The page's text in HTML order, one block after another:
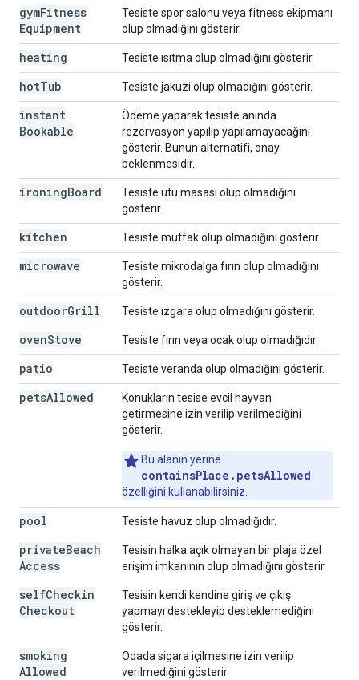
gymFitness
Equipment
Tesiste spor salonu veya fitness ekipmanı
olup olmadığını gösterir.
heating Tesiste ısıtma olup olmadığını gösterir.
hotTub Tesiste jakuzi olup olmadığını gösterir.
instant
Bookable
Ödeme yaparak tesiste anında
rezervasyon yapılıp yapılamayacağını
gösterir. Bunun alternatifi, onay
beklenmesidir.
ironingBoard
Tesiste ütü masası olup olmadığını
gösterir.
kitchen Tesiste mutfak olup olmadığını gösterir.
microwave
Tesiste mikrodalga fırın olup olmadığını
gösterir.
outdoorGrill Tesiste ızgara olup olmadığını gösterir.
ovenStove Tesiste fırın veya ocak olup olmadığıdır.
patio Tesiste veranda olup olmadığını gösterir.
petsAllowed
Konukların tesise evcil hayvan
getirmesine izin verilip verilmediğini
gösterir.
Bu alanın yerine
containsPlace.petsAllowed
özelliğini kullanabilirsiniz.
pool Tesiste havuz olup olmadığıdır.
privateBeach
Access
Tesisin halka açık olmayan bir plaja özel
erişim imkanının olup olmadığını gösterir.
selfCheckin
Checkout
Tesisin kendi kendine giriş ve çıkış
yapmayı destekleyip desteklemediğini
gösterir.
smoking
Allowed
Odada sigara içilmesine izin verilip
verilmediğini gösterir.